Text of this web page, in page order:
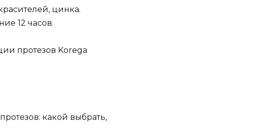
цинка.
12 часов.
протезов Korega